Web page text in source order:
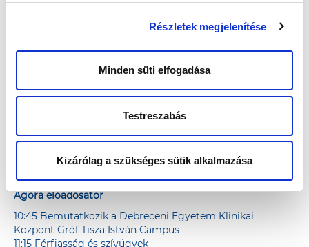
Részletek megjelenítése
Minden süti elfogadása
Testreszabás
Kizárólag a szükséges sütik alkalmazása
9:35 Köszöntőbeszédek
9:45 Torna Katus Attilával
11:15 Berettyóújfalui SZC Bessenyei György Technikum –
önvédelmi bemutató
14:30 Kollányi Zsuzsi
16:00 Közös tánc Molnár Andival
16:30 Játék
Agora előadósátor
10:45 Bemutatkozik a Debreceni Egyetem Klinikai
Központ Gróf Tisza István Campus
11:15 Férfiasság és szívügyek